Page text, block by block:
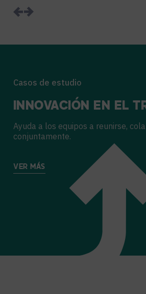
Casos de estudio
INNOVACIÓN EN EL
Ayuda a los equipos a reunirse,
conjuntamente.
VER MÁS